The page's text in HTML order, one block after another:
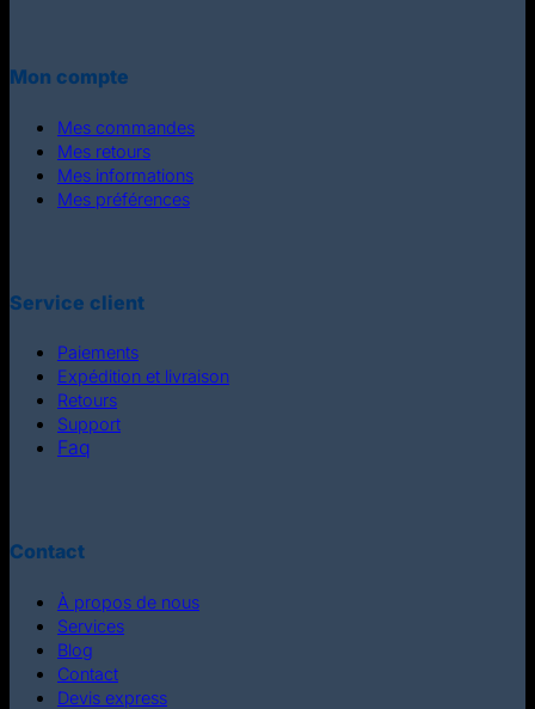
Mon compte
Mes commandes
Mes retours
Mes informations
Mes préférences
Service client
Paiements
Expédition et livraison
Retours
Support
Faq
Contact
À propos de nous
Services
Blog
Contact
Devis express